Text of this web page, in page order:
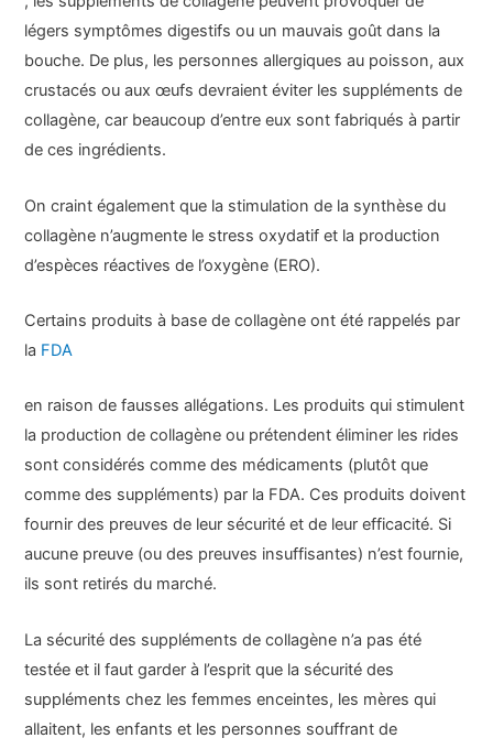
légers symptômes digestifs ou un mauvais goût dans la
bouche. De plus, les personnes allergiques au poisson, aux
crustacés ou aux œufs devraient éviter les suppléments de
collagène, car beaucoup d’entre eux sont fabriqués à partir
de ces ingrédients.
On craint également que la stimulation de la synthèse du
collagène n’augmente le stress oxydatif et la production
d’espèces réactives de l’oxygène (ERO).
Certains produits à base de collagène ont été rappelés par
la FDA
en raison de fausses allégations. Les produits qui stimulent
la production de collagène ou prétendent éliminer les rides
sont considérés comme des médicaments (plutôt que
comme des suppléments) par la FDA. Ces produits doivent
fournir des preuves de leur sécurité et de leur efficacité. Si
aucune preuve (ou des preuves insuffisantes) n’est fournie,
ils sont retirés du marché.
La sécurité des suppléments de collagène n’a pas été
testée et il faut garder à l’esprit que la sécurité des
suppléments chez les femmes enceintes, les mères qui
allaitent, les enfants et les personnes souffrant de